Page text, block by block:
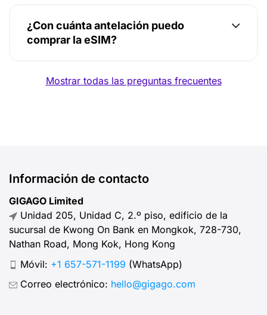
¿Con cuánta antelación puedo
comprar la eSIM?
Mostrar todas las preguntas frecuentes
Información de contacto
GIGAGO Limited
Unidad 205, Unidad C, 2.º piso, edificio de la
sucursal de Kwong On Bank en Mongkok, 728-730,
Nathan Road, Mong Kok, Hong Kong
Móvil: +1 657-571-1199 (WhatsApp)
Correo electrónico: hello@gigago.com